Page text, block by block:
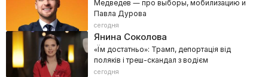
Медведев — про выборы, мобилизацию и
Павла Дурова
сегодня
Янина Соколова
«Їм достатньо»: Трамп, депортація від
поляків і треш-скандал з водієм
сегодня